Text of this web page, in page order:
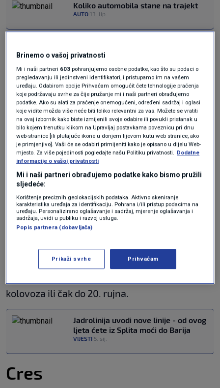
Koliko automobila stane na trajekt
AUTO 13. lip.
Do nekih otoka za
dvadesetak minuta
Od preostalih većih i turistima atraktivnijih
otoka, trajektom se najbrže stiže do Paga,
Cresa i Raba. Vožnja trajektom od Prizne do
Žigljena na Pagu i obratno traje petnaestak
minuta, a od Brestove na kopnu do Porozine na
otoku Cresu, kao i od Stinice do Mišnjaka na
Rabu traje dvadesetak minuta. Otprilike toliko
traje i plovidba trajektom od Orebića na
Pelješcu do Dominča na Korčuli.
Visoka sezona u redu plovidbe većine
trajektnih linija Jadrolinije počinje ovoga
kolovoza ili čak do 20. rujna.
Jadrolinija uvodi nove linije - od ovog
ljeta ćete iz Splita moći do Barija
VIJESTI 5. sij.
Cres
Brinemo o vašoj privatnosti
Mi i naši partneri 603 pohranjujemo osobne podatke, kao što su podaci o
pregledavanju ili jedinstveni identifikatori, i pristupamo im na vašem
uređaju. Odabirom opcije Prihvaćam omogućit ćete tehnologije praćenja
koje podržavaju svrhe za čije pružanje mi i naši partneri obrađujemo
podatke. Ako su alati za praćenje onemogućeni, određeni sadržaj i oglasi
koje vidite možda više neće biti toliko relevantni za vas. Možete se vratiti
na ovaj izbornik kako biste izmijenili svoje odabire ili povukli pristanak u
bilo kojem trenutku klikom na Upravljaj postavkama poveznicu pri dnu
web-stranice [ili plutajuće ikone u donjem lijevom kutu web stranice, ako
je primjenjivo]. Vaši će se odabiri primijeniti kako je opisano u dijelu Web-
mjesto. Za više pojedinosti pogledajte našu Politiku privatnosti. Dodatne
informacije o vašoj privatnosti
Mi i naši partneri obrađujemo podatke kako bismo pružili
sljedeće:
Korištenje preciznih geolokacijskih podataka. Aktivno skeniranje
karakteristika uređaja za identifikaciju. Pohrana i/ili pristup podacima na
uređaju. Personalizirano oglašavanje i sadržaj, mjerenje oglašavanja i
sadržaja, uvidi u publiku i razvoj usluga.
Popis partnera (dobavljača)
Prikaži svrhe Prihvaćam